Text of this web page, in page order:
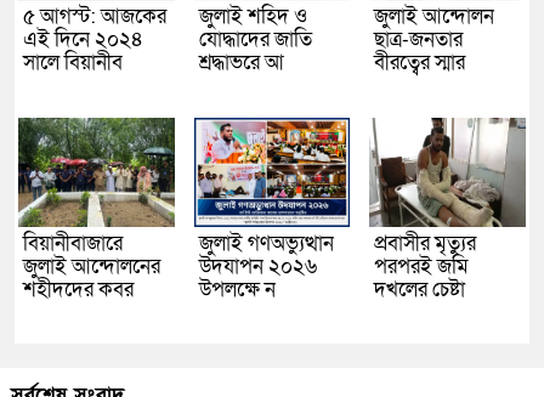
৫ আগস্ট: আজকের
এই দিনে ২০২৪
সালে বিয়ানীব
জুলাই শহিদ ও
যোদ্ধাদের জাতি
শ্রদ্ধাভরে আ
জুলাই আন্দোলন
ছাত্র-জনতার
বীরত্বের স্মার
বিয়ানীবাজারে
জুলাই আন্দোলনের
শহীদদের কবর
জুলাই গণঅভ্যুত্থান
উদযাপন ২০২৬
উপলক্ষে ন
প্রবাসীর মৃত্যুর
পরপরই জমি
দখলের চেষ্টা